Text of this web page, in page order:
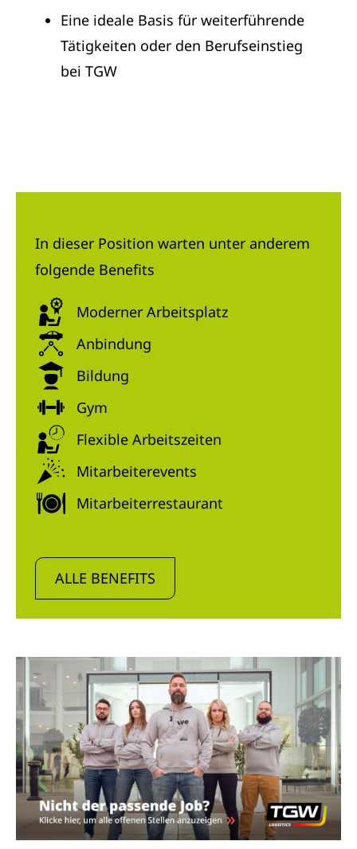
Eine ideale Basis für weiterführende
Tätigkeiten oder den Berufseinstieg
bei TGW
In dieser Position warten unter anderem
folgende Benefits
Moderner Arbeitsplatz
Anbindung
Bildung
Gym
Flexible Arbeitszeiten
Mitarbeiterevents
Mitarbeiterrestaurant
ALLE BENEFITS